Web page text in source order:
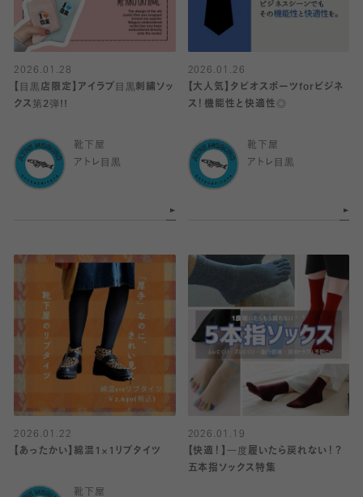
2026.01.28
【目黒店限定】アイラブ目黒刺繍ソッ
クス第2弾!!
靴下屋
アトレ目黒
2026.01.26
【大人気】タビオスポーツforビジネ
ス！機能性と快適性◎
靴下屋
アトレ目黒
2026.01.22
【あったかい】綿混1×1リブタイツ
靴下屋
2026.01.19
【快適！】一度履いたら戻れない！？
五本指ソックス特集